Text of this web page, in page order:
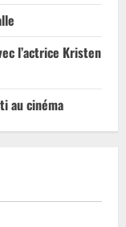
l’actrice Kristen
au cinéma